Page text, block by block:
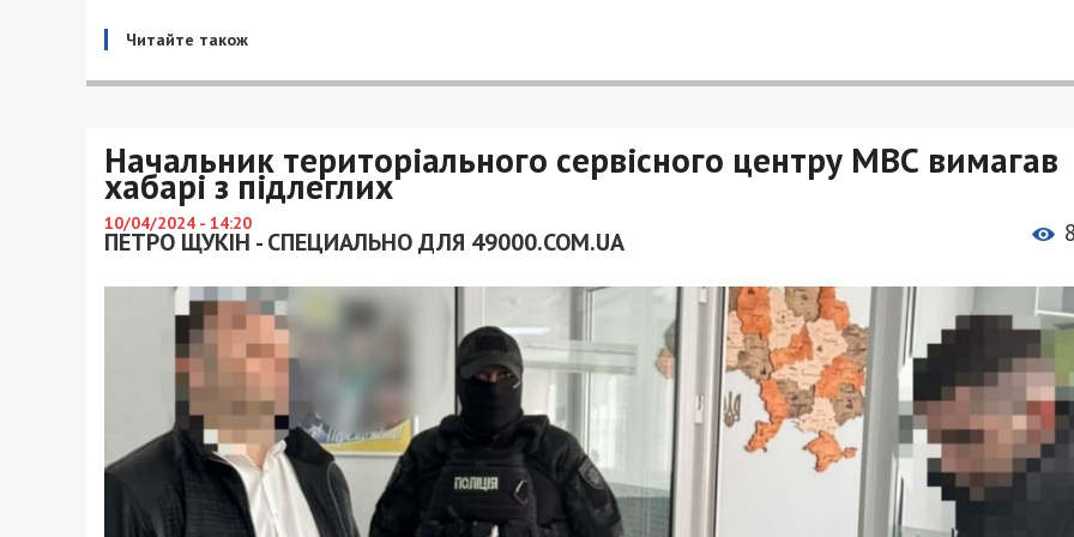
Читайте також
Начальник територіального сервісного центру МВС вимагав
хабарі з підлеглих
10/04/2024 - 14:20
ПЕТРО ЩУКІН - СПЕЦИАЛЬНО ДЛЯ 49000.COM.UA